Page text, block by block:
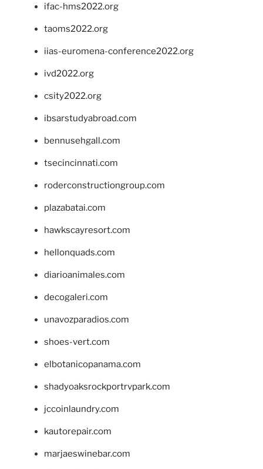
ifac-hms2022.org
taoms2022.org
iias-euromena-conference2022.org
ivd2022.org
csity2022.org
ibsarstudyabroad.com
bennusehgall.com
tsecincinnati.com
roderconstructiongroup.com
plazabatai.com
hawkscayresort.com
hellonquads.com
diarioanimales.com
decogaleri.com
unavozparadios.com
shoes-vert.com
elbotanicopanama.com
shadyoaksrockportrvpark.com
jccoinlaundry.com
kautorepair.com
marjaeswinebar.com